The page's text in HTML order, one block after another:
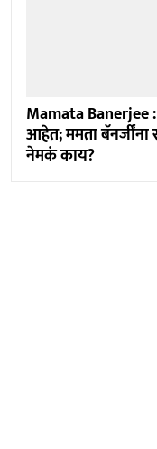
Mamata Banerjee :
आहेत; ममता बॅनर्जींना
नेमकं काय?